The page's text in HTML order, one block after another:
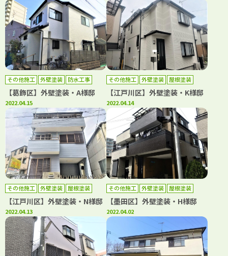
その他施工 外壁塗装 防水工事
【葛飾区】外壁塗装・A様邸
2022.04.15
その他施工 外壁塗装
屋根塗装
防水工事
【江戸川区】外壁塗装・K様邸
2022.04.14
その他施工 外壁塗装
屋根塗装
防水工事
【江戸川区】外壁塗装・N様邸
2022.04.13
その他施工 外壁塗装
屋根塗装
防水工事
【墨田区】外壁塗装・H様邸
2022.04.02